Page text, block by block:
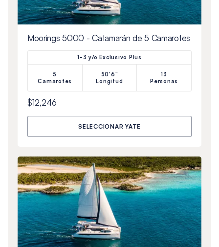
Moorings 5000 - Catamarán de 5 Camarotes
1-3 y/o Exclusivo Plus
5
Camarotes
50'6"
Longitud
13
Personas
$12,246
SELECCIONAR YATE